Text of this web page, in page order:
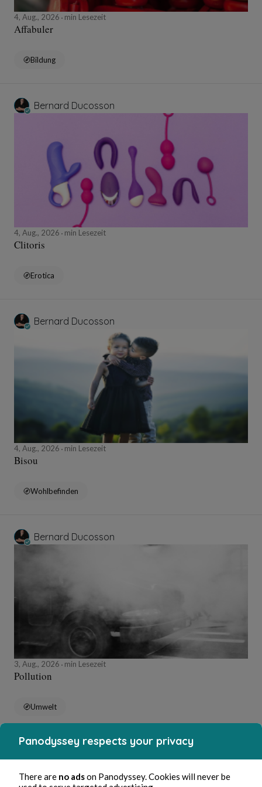
4, Aug., 2026 min Lesezeit
Affabuler
Bildung
Bernard Ducosson
4, Aug., 2026 min Lesezeit
Clitoris
Erotica
Bernard Ducosson
4, Aug., 2026 min Lesezeit
Bisou
Wohlbefinden
Bernard Ducosson
3, Aug., 2026 min Lesezeit
Pollution
Umwelt
Panodyssey respects your privacy
There are no adson Panodyssey. Cookies will never be